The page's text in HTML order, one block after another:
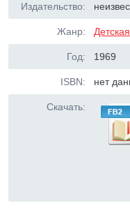
Издательство:
Жанр:
Год: 1969
ISBN: нет
Скачать: